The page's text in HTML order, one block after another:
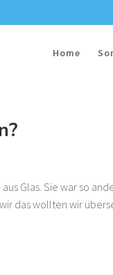
Home
Glas. Sie war so
das wollten wir